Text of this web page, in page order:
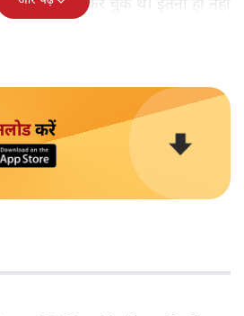
लोग शेयर कर चुके थे। इतना ही नहीं
भी दी।
करें